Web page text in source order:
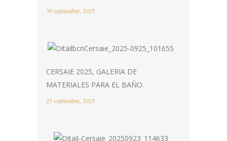
30 septiembre, 2025
CERSAIE 2025, GALERIA DE
MATERIALES PARA EL BAÑO.
25 septiembre, 2025